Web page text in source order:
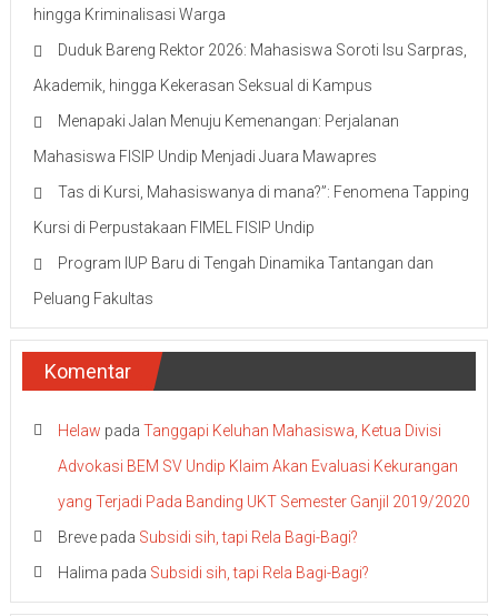
hingga Kriminalisasi Warga
Duduk Bareng Rektor 2026: Mahasiswa Soroti Isu Sarpras,
Akademik, hingga Kekerasan Seksual di Kampus
Menapaki Jalan Menuju Kemenangan: Perjalanan
Mahasiswa FISIP Undip Menjadi Juara Mawapres
Tas di Kursi, Mahasiswanya di mana?”: Fenomena Tapping
Kursi di Perpustakaan FIMEL FISIP Undip
Program IUP Baru di Tengah Dinamika Tantangan dan
Peluang Fakultas
Komentar
Helaw pada Tanggapi Keluhan Mahasiswa, Ketua Divisi
Advokasi BEM SV Undip Klaim Akan Evaluasi Kekurangan
yang Terjadi Pada Banding UKT Semester Ganjil 2019/2020
Brevepada Subsidi sih, tapi Rela Bagi-Bagi?
Halima pada Subsidi sih, tapi Rela Bagi-Bagi?